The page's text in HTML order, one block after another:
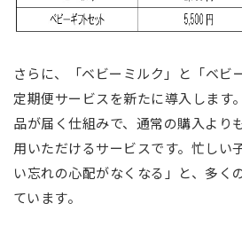
さらに、「ベビーミルク」と「ベビ
定期便サービスを新たに導入します
品が届く仕組みで、通常の購入より
用いただけるサービスです。忙しい
い忘れの心配がなくなる」と、多く
ています。